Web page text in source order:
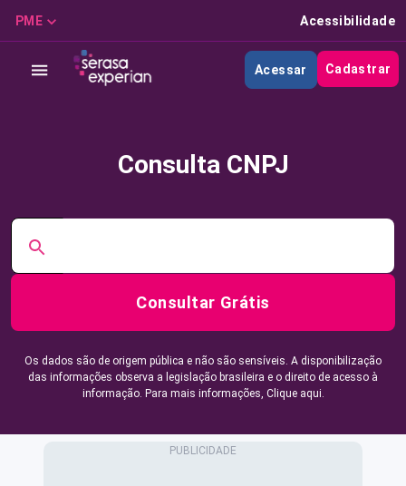
PME Acessibilidade
Acessar Cadastrar
Consulta CNPJ
Consultar Grátis
Os dados são de origem pública e não são sensíveis. A disponibilização
das informações observa a legislação brasileira e o direito de acesso à
informação. Para mais informações, Clique aqui.